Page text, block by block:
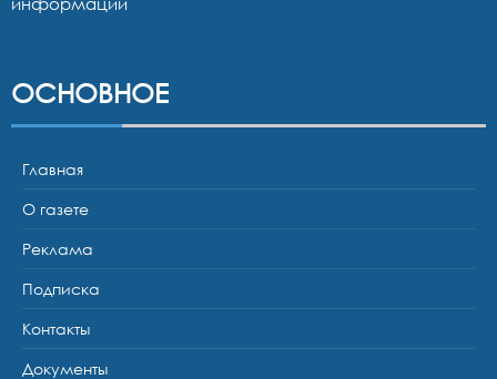
ОСНОВНОЕ
Главная
О газете
Реклама
Подписка
Контакты
Документы